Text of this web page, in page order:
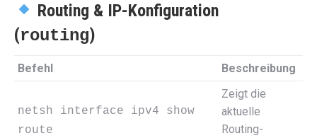
Routing & IP-Konfiguration
(routing)
Befehl Beschreibung
netsh interface ipv4 show
route
Zeigt die
aktuelle
Routing-